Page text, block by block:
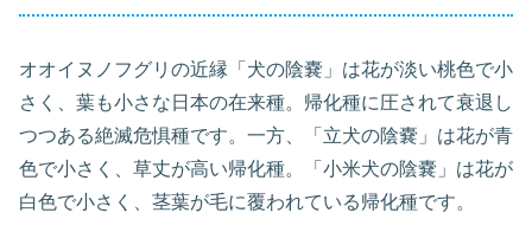
オオイヌノフグリの近縁「犬の陰嚢」は花が淡い桃色で小
さく、葉も小さな日本の在来種。帰化種に圧されて衰退し
つつある絶滅危惧種です。一方、「立犬の陰嚢」は花が青
色で小さく、草丈が高い帰化種。「小米犬の陰嚢」は花が
白色で小さく、茎葉が毛に覆われている帰化種です。